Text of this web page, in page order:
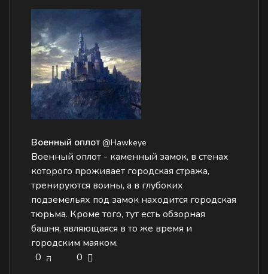
Военный оплот @Hawkeye
Военный оплот - каменный замок, в стенах
которого проживает городская стража,
тренируются воины, а в глубоких
подземельях под замок находится городская
тюрьма. Кроме того, тут есть обзорная
башня, являющаяся в то же время и
городским маяком.
0
0